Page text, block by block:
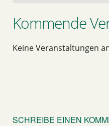
Kommende
Keine Veranstaltungen
SCHREIBE EINEN